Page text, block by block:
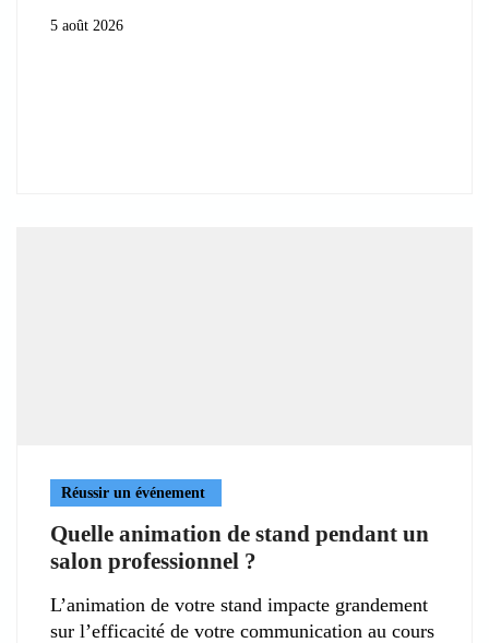
5 août 2026
Réussir un événement
Quelle animation de stand pendant un
salon professionnel ?
L’animation de votre stand impacte grandement
sur l’efficacité de votre communication au cours